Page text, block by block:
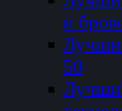
и
50